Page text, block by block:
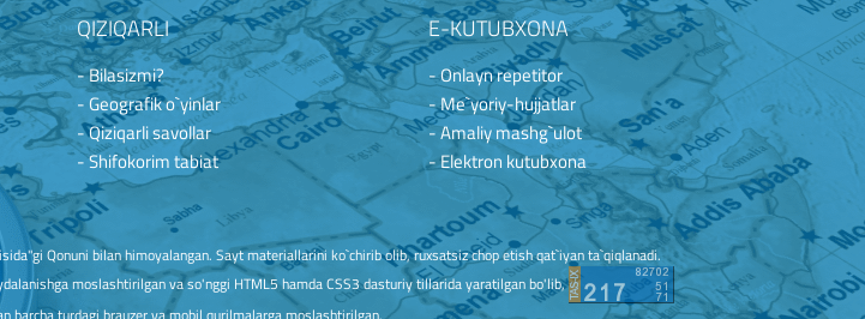
QIZIQARLI
- Bilasizmi?
- Geografik o`yinlar
- Qiziqarli savollar
- Shifokorim tabiat
E-KUTUBXONA
- Onlayn repetitor
- Me`yoriy-hujjatlar
- Amaliy mashg`ulot
- Elektron kutubxona
Qonuni bilan himoyalangan. Sayt materiallarini ko`chirib olib, ruxsatsiz chop etish qat`iyan ta`qiqlanadi.
moslashtirilgan va so'nggi HTML5 hamda CSS3 dasturiy tillarida yaratilgan bo'lib,
barcha turdagi brauzer va mobil qurilmalarga moslashtirilgan.